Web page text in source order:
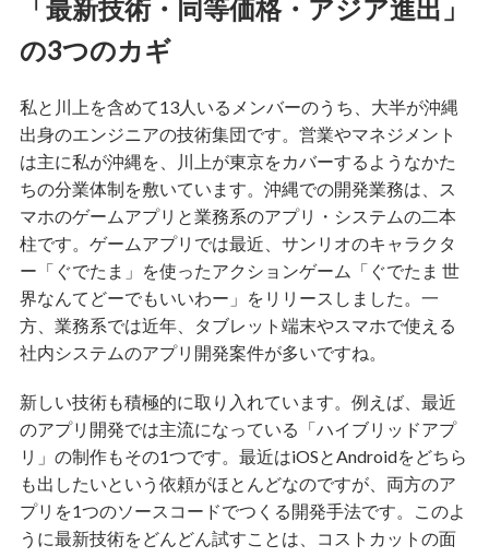
「最新技術・同等価格・アジア進出」
の3つのカギ
私と川上を含めて13人いるメンバーのうち、大半が沖縄
出身のエンジニアの技術集団です。営業やマネジメント
は主に私が沖縄を、川上が東京をカバーするようなかた
ちの分業体制を敷いています。沖縄での開発業務は、ス
マホのゲームアプリと業務系のアプリ・システムの二本
柱です。ゲームアプリでは最近、サンリオのキャラクタ
ー「ぐでたま」を使ったアクションゲーム「ぐでたま 世
界なんてどーでもいいわー」をリリースしました。一
方、業務系では近年、タブレット端末やスマホで使える
社内システムのアプリ開発案件が多いですね。
新しい技術も積極的に取り入れています。例えば、最近
のアプリ開発では主流になっている「ハイブリッドアプ
リ」の制作もその1つです。最近はiOSとAndroidをどちら
も出したいという依頼がほとんどなのですが、両方のア
プリを1つのソースコードでつくる開発手法です。このよ
うに最新技術をどんどん試すことは、コストカットの面